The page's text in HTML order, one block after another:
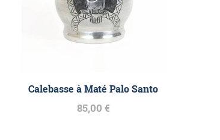
Calebasse à Maté Palo Santo
85,00 €